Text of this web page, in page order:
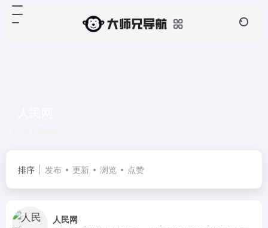
排序 发布 更新 浏览 点赞
人民网